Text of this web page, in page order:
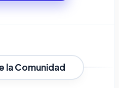
la Comunidad